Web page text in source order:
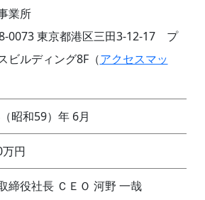
業所
0073 東京都港区三田3-12-17 プ
ビルディング8F（アクセスマッ
昭和59）年 6月
円
締役社長 ＣＥＯ 河野 一哉